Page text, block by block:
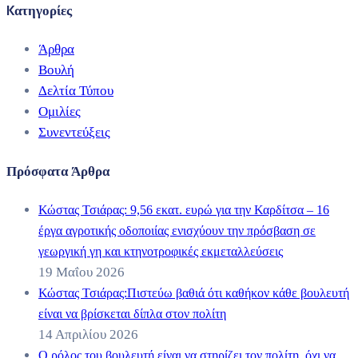
Kατηγορίες
Άρθρα
Βουλή
Δελτία Τύπου
Ομιλίες
Συνεντεύξεις
Πρόσφατα Άρθρα
Κώστας Τσιάρας: 9,56 εκατ. ευρώ για την Καρδίτσα – 16
έργα αγροτικής οδοποιίας ενισχύουν την πρόσβαση σε
γεωργική γη και κτηνοτροφικές εκμεταλλεύσεις
19 Μαΐου 2026
Κώστας Τσιάρας:Πιστεύω βαθιά ότι καθήκον κάθε βουλευτή
είναι να βρίσκεται δίπλα στον πολίτη
14 Απριλίου 2026
Ο ρόλος του βουλευτή είναι να στηρίζει τον πολίτη, όχι να